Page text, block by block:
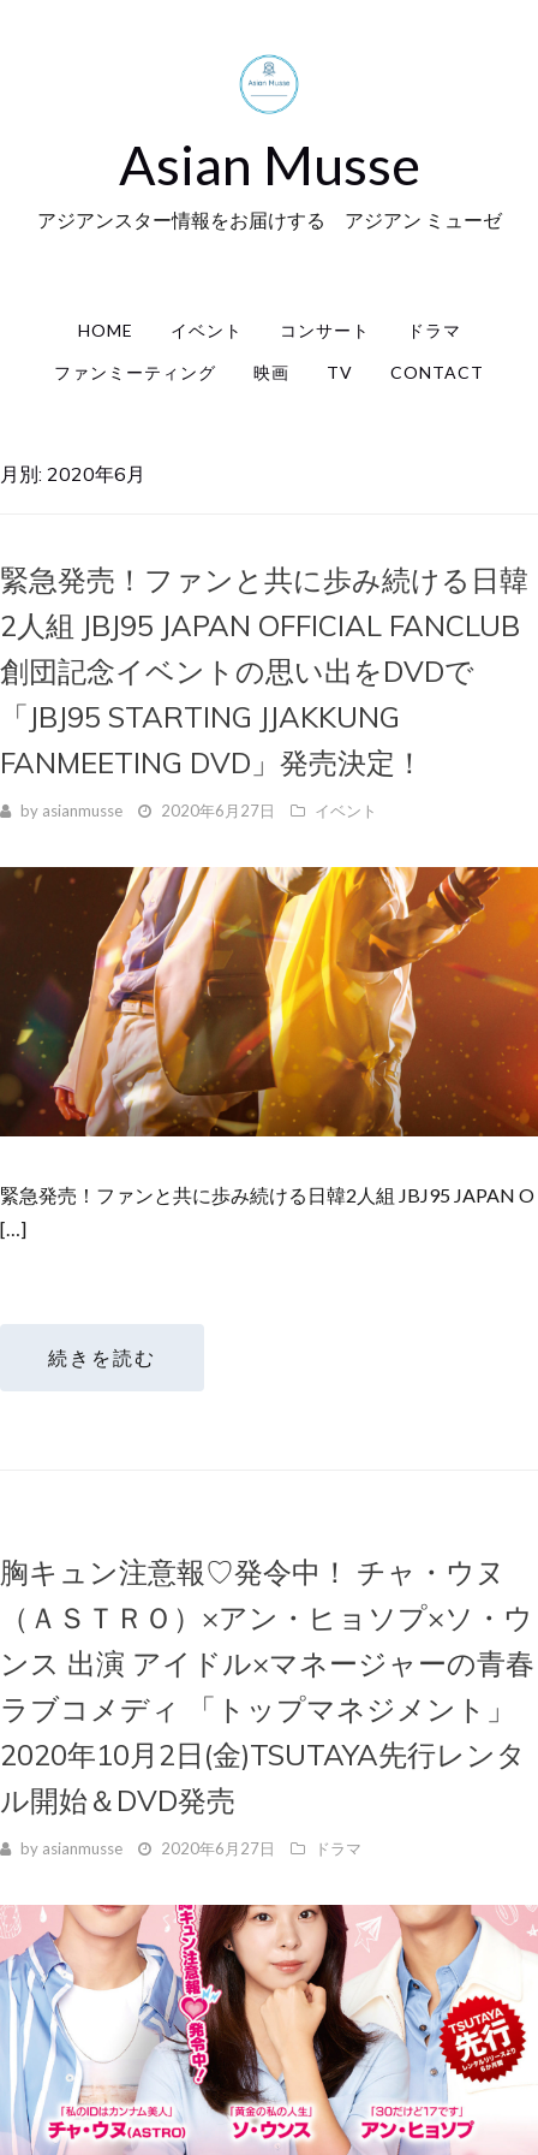
Asian Musse
アジアンスター情報をお届けする アジアン ミューゼ
HOME イベント コンサート ドラマ
ファンミーティング 映画 TV CONTACT
月別: 2020年6月
緊急発売！ファンと共に歩み続ける日韓
2人組 JBJ95 JAPAN OFFICIAL FANCLUB
創団記念イベントの思い出をDVDで
「JBJ95 STARTING JJAKKUNG
FANMEETING DVD」発売決定！
by asianmusse 2020年6月27日 イベント
緊急発売！ファンと共に歩み続ける日韓2人組 JBJ95 JAPAN O
[…]
続きを読む
胸キュン注意報♡発令中！ チャ・ウヌ
（ＡＳＴＲＯ）×アン・ヒョソプ×ソ・ウ
ンス 出演 アイドル×マネージャーの青春
ラブコメディ 「トップマネジメント」
2020年10月2日(金)TSUTAYA先行レンタ
ル開始＆DVD発売
by asianmusse 2020年6月27日 ドラマ